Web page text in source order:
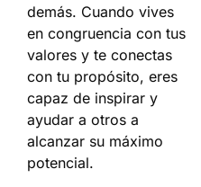
demás. Cuando vives
en congruencia con tus
valores y te conectas
con tu propósito, eres
capaz de inspirar y
ayudar a otros a
alcanzar su máximo
potencial.